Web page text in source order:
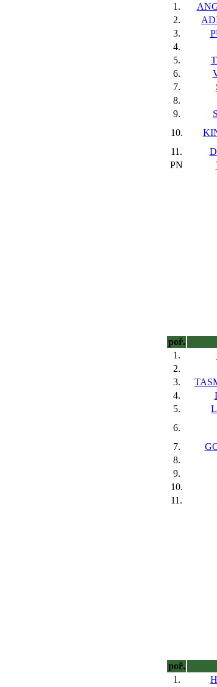
1.
2.
3.
4.
5.
6.
7.
8.
9.
10.
11.
PN
poř.
1.
2.
3.
4.
5.
6.
7.
8.
9.
10.
11.
poř.
1.